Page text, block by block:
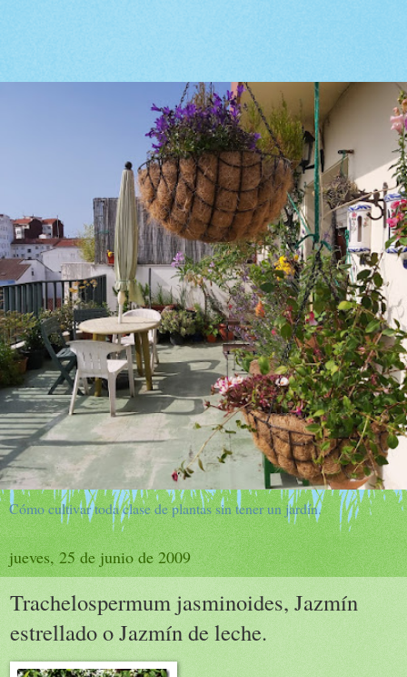
Cómo cultivar toda clase de plantas sin tener un jardín.
jueves, 25 de junio de 2009
Trachelospermum jasminoides, Jazmín
estrellado o Jazmín de leche.